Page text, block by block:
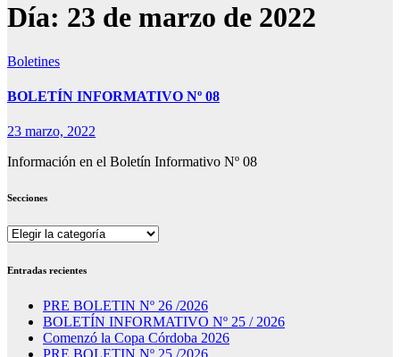
Día: 23 de marzo de 2022
Boletines
BOLETÍN INFORMATIVO Nº 08
23 marzo, 2022
Información en el Boletín Informativo Nº 08
Secciones
Secciones
Entradas recientes
PRE BOLETIN Nº 26 /2026
BOLETÍN INFORMATIVO Nº 25 / 2026
Comenzó la Copa Córdoba 2026